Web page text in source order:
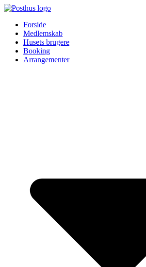
Forside
Medlemskab
Husets brugere
Booking
Arrangementer